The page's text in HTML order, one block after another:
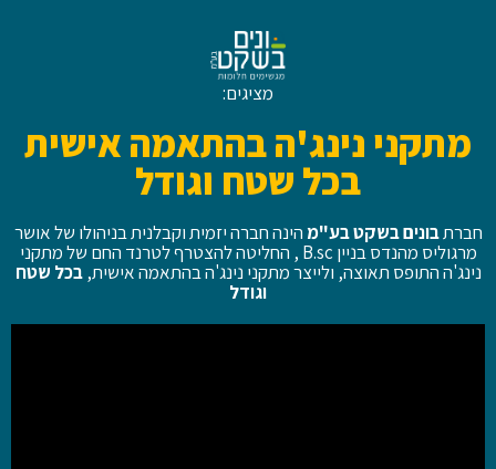
מציגים:
מתקני נינג'ה בהתאמה אישית
בכל שטח וגודל
חברתבונים בשקט בע"מהינה חברה יזמית וקבלנית בניהולו של אושר
מרגוליס מהנדס בניין B.sc , החליטה להצטרף לטרנד החם של מתקני
נינג'ה התופס תאוצה, ולייצר מתקני נינג'ה בהתאמה אישית,בכל שטח
וגודל